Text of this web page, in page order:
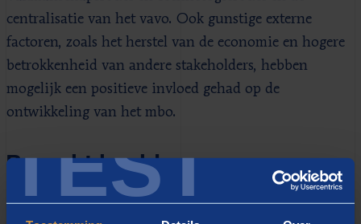
TEST
centralisatie van het vavo. Ook gunstige externe
factoren, zoals het herstel van de economie en hogere
betrokkenheid van andere stakeholders, hebben
mogelijk een positieve invloed gehad op de
ontwikkeling van het mbo.
Beperkt beeld
Op basis van de beschikbare evaluaties was het